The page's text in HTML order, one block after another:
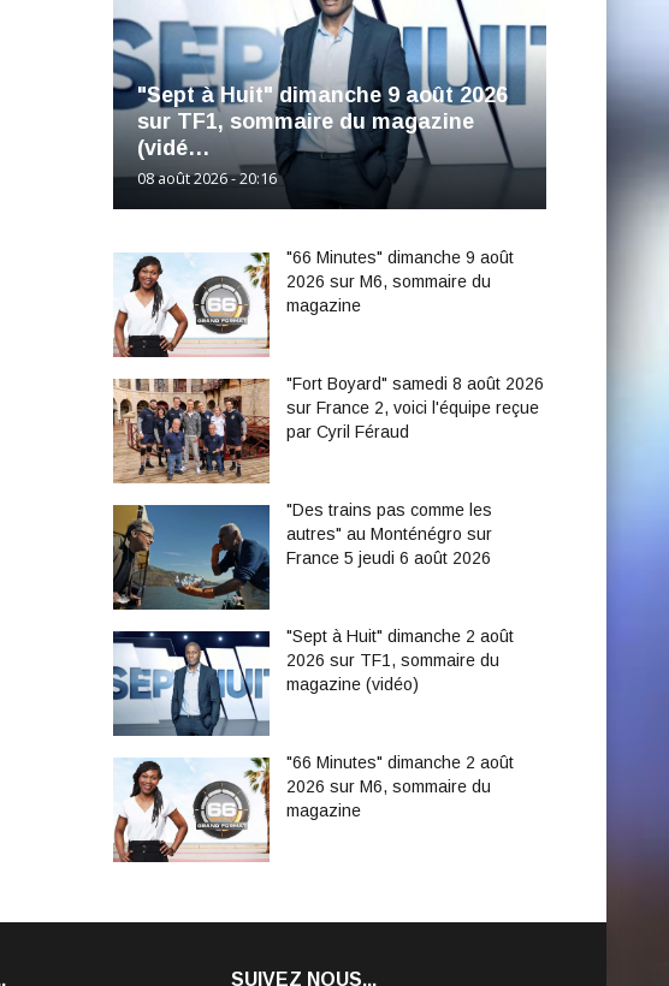
"Sept à Huit" dimanche 9 août 2026
sur TF1, sommaire du magazine
(vidé…
08 août 2026 - 20:16
"66 Minutes" dimanche 9 août
2026 sur M6, sommaire du
magazine
"Fort Boyard" samedi 8 août 2026
sur France 2, voici l'équipe reçue
par Cyril Féraud
"Des trains pas comme les
autres" au Monténégro sur
France 5 jeudi 6 août 2026
"Sept à Huit" dimanche 2 août
2026 sur TF1, sommaire du
magazine (vidéo)
"66 Minutes" dimanche 2 août
2026 sur M6, sommaire du
magazine
SUIVEZ NOUS...